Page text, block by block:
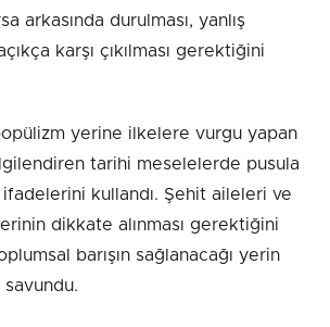
arkasında durulması, yanlış
karşı çıkılması gerektiğini
yerine ilkelere vurgu yapan
tarihi meselelerde pusula
ifadelerini kullandı. Şehit aileleri ve
dikkate alınması gerektiğini
barışın sağlanacağı yerin